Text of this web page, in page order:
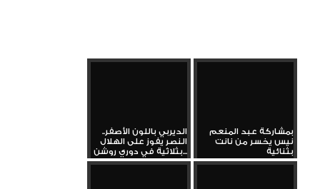
بمشاركة عبد المنعم
نيس يخسر من نانت
بثنائية
الديربي باللون الأصفر..
النصر يفوز على الهلال
بثلاثية في دوري روشن...